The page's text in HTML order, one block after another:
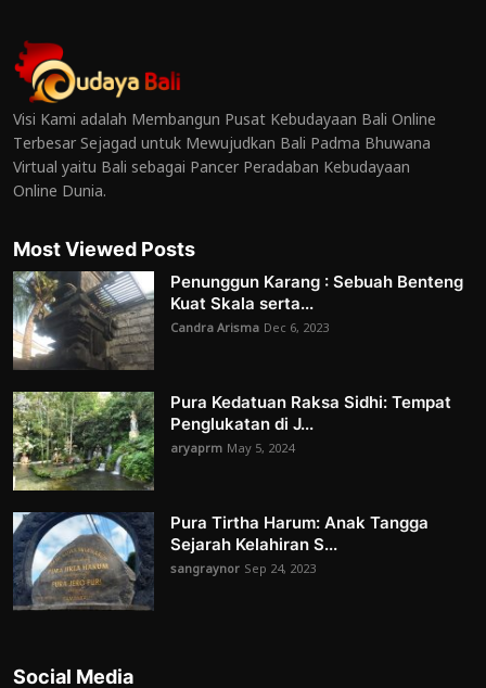
Visi Kami adalah Membangun Pusat Kebudayaan Bali Online
Terbesar Sejagad untuk Mewujudkan Bali Padma Bhuwana
Virtual yaitu Bali sebagai Pancer Peradaban Kebudayaan
Online Dunia.
Most Viewed Posts
Penunggun Karang : Sebuah Benteng
Kuat Skala serta...
Candra Arisma Dec 6, 2023
Pura Kedatuan Raksa Sidhi: Tempat
Penglukatan di J...
aryaprm May 5, 2024
Pura Tirtha Harum: Anak Tangga
Sejarah Kelahiran S...
sangraynor Sep 24, 2023
Social Media